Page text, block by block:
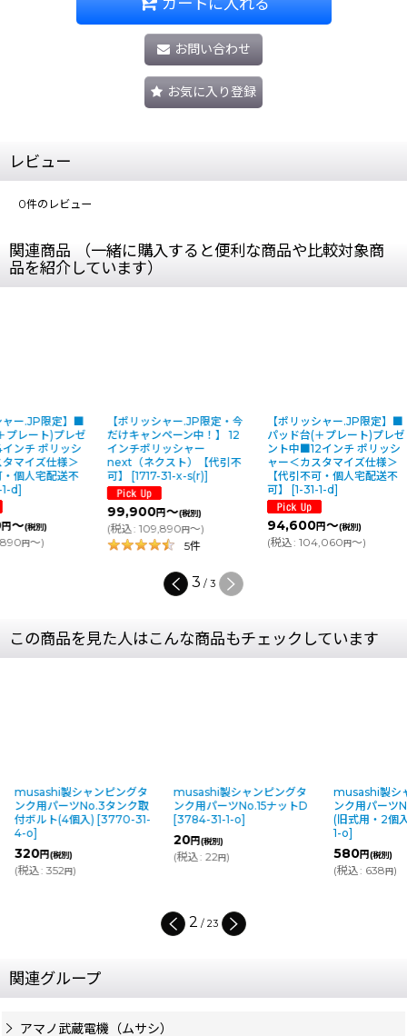
お問い合わせ
お気に入り登録
レビュー
0件のレビュー
関連商品 （一緒に購入すると便利な商品や比較対象商
品を紹介しています）
.JP限定】■
レート)プレゼ
チ ポリッシ
イズ仕様＞
人宅配送不
]
(税別)
円～)
【ポリッシャー.JP限定・今
だけキャンペーン中！】 12
インチポリッシャー
next（ネクスト）【代引不
可】 [ 1717-31-x-s(r)]
99,900円～(税別)
税込: 109,890円～)
5
件
【ポリッシャー.JP限定】■
パッド台(＋プレート)プレゼ
ント中■12インチ ポリッシ
ャー＜カスタマイズ仕様＞
【代引不可・個人宅配送不
可】 [1-31-1-d]
94,600円～(税別)
税込: 104,060円～)
3 / 3
この商品を見た人はこんな商品もチェックしています
musashi製シャンピングタ
ンク用パーツNo.3タンク取
付ボルト(4個入) [3770-31-
4-o]
320円(税別)
(税込: 352円)
musashi製シャンピングタ
ンク用パーツNo.15ナットD
[3784-31-1-o]
20円(税別)
(税込: 22円)
musashi製シ
ンク用パーツ
(旧式用・2個
1-o]
580円(税別)
(税込: 638円)
2 / 23
関連グループ
アマノ武蔵電機（ムサシ）